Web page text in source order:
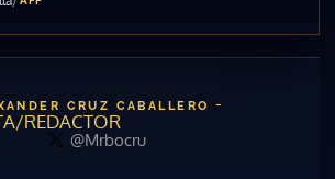
CRUZ CABALLERO -
REDACTOR
@Mrbocru